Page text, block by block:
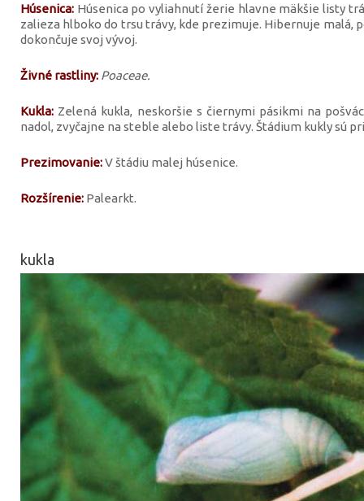
Húsenica: Húsenica po vyliahnutí žerie hlavne mäkšie listy
zalieza hlboko do trsu trávy, kde prezimuje. Hibernuje malá,
dokončuje svoj vývoj.
Živné rastliny: Poaceae.
Kukla: Zelená kukla, neskoršie s čiernymi pásikmi na
nadol, zvyčajne na steble alebo liste trávy. Štádium kukly sú
Prezimovanie:V štádiu malej húsenice.
Rozšírenie: Palearkt.
kukla